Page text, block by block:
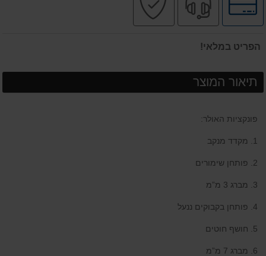
לאפשרויות
תשלומים
מקצועי
הפריט במלאי!
תיאור המוצר
פונקציות האולר:
1. מקדד מנקב
2. פותחן שימורים
3. מברג 3 מ”מ
4. פותחן בקבוקים ננעל
5. חושף חוטים
6. מברג 7 מ”מ